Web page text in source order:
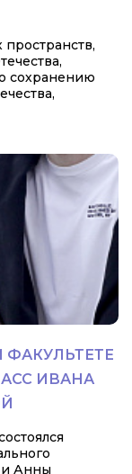
сохранению
ИВАНА
и Анны